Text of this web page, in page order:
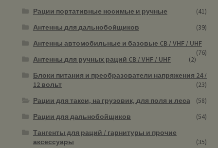
Рации портативные носимые и ручные
(41)
Антенны для дальнобойщиков
(39)
Антенны автомобильные и базовые CB / VHF / UHF
(76)
Антенны для ручных раций CB / VHF / UHF
(2)
Блоки питания и преобразователи напряжения 24 /
12 вольт
(23)
Рации для такси, на грузовик, для поля и леса
(58)
Рации для дальнобойщиков
(54)
Тангенты для раций / гарнитуры и прочие
аксессуары
(35)